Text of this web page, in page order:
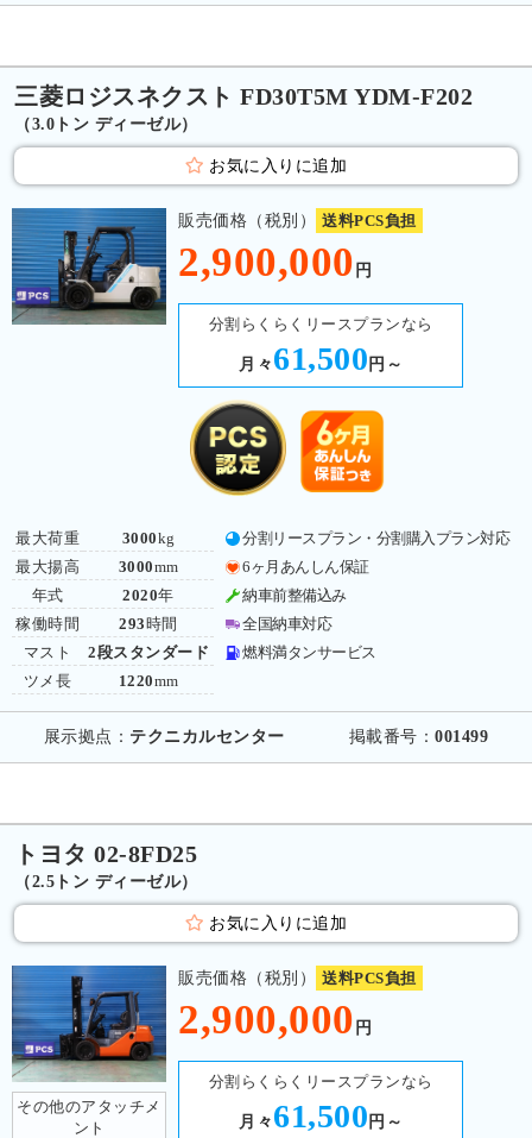
三菱ロジスネクスト FD30T5M YDM-F202
（3.0トン ディーゼル）
お気に入りに追加
販売価格（税別） 送料PCS負担
2,900,000 円
分割らくらくリースプランなら
月々 61,500 円～
最大荷重
最大揚高
年式
稼働時間
マスト
ツメ長
3000kg
3000mm
2020年
293 時間
2段スタンダード
1220mm
分割リースプラン・分割購入プラン対応
6ヶ月あんしん保証
納車前整備込み
全国納車対応
燃料満タンサービス
展示拠点： テクニカルセンター 掲載番号：001499
トヨタ 02-8FD25
（2.5トン ディーゼル）
お気に入りに追加
その他のアタッチメ
ント
販売価格（税別） 送料PCS負担
2,900,000 円
分割らくらくリースプランなら
月々 61,500 円～